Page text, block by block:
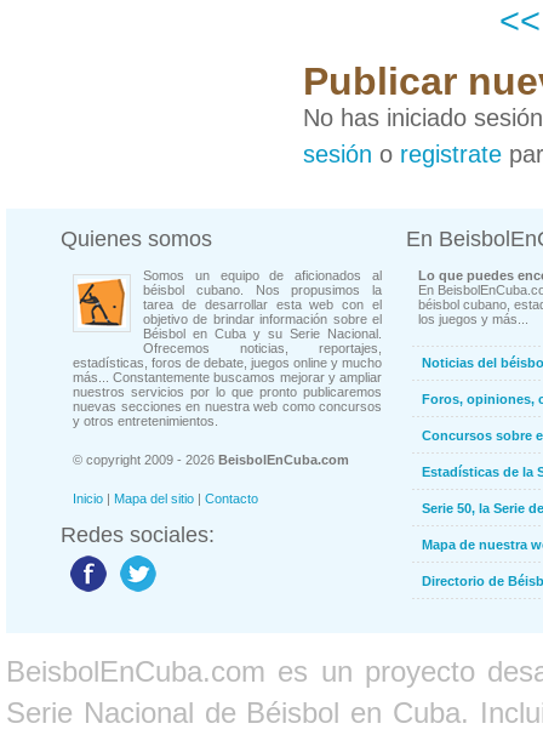
Publicar
No has iniciado
sesión o registrate
Quienes somos
Somos un equipo de aficionados al
béisbol cubano. Nos propusimos la
tarea de desarrollar esta web con el
objetivo de brindar información sobre el
Béisbol en Cuba y su Serie Nacional.
Ofrecemos noticias, reportajes,
estadísticas, foros de debate, juegos online y mucho
más... Constantemente buscamos mejorar y ampliar
nuestros servicios por lo que pronto publicaremos
nuevas secciones en nuestra web como concursos
y otros entretenimientos.
© copyright 2009 - 2026 BeisbolEnCuba.com
Inicio | Mapa del sitio | Contacto
Redes sociales:
En
Lo que puedes
En
béisbol cubano,
los juegos y más...
Noticias del
Foros, opiniones,
Concursos sobre
Estadísticas de la
Serie 50, la Serie
Mapa de nuestra
Directorio de
BeisbolEnCuba.com es un proyecto
Serie Nacional de Béisbol en Cuba.